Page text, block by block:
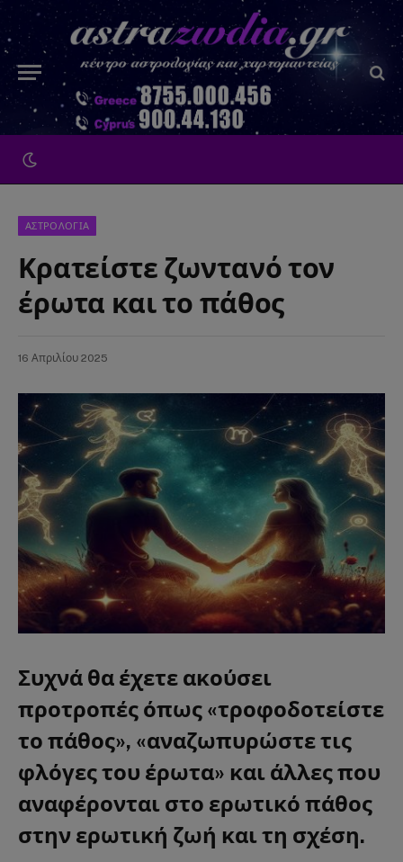
ΑΣΤΡΟΛΟΓΙΑ
Κρατείστε ζωντανό τον
έρωτα και το πάθος
16 Απριλίου 2025
Συχνά θα έχετε ακούσει
προτροπές όπως «τροφοδοτείστε
το πάθος», «αναζωπυρώστε τις
φλόγες του έρωτα» και άλλες που
αναφέρονται στο ερωτικό πάθος
στην ερωτική ζωή και τη σχέση.